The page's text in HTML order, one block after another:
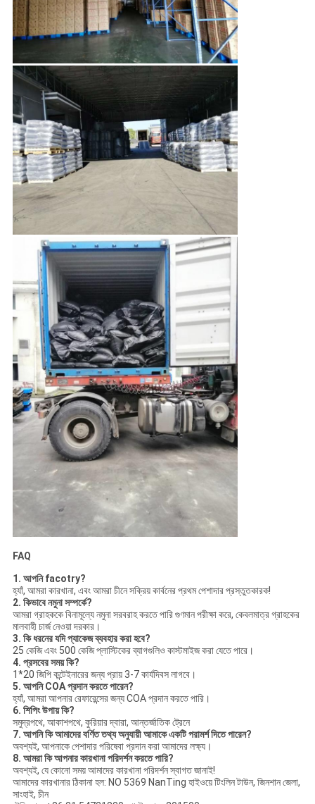
FAQ
1. আপনি facotry?
হ্যাঁ, আমরা কারখানা, এবং আমরা চীনে সক্রিয় কার্বনের প্রথম পেশাদার প্রস্তুতকারক!
2. কিভাবে নমুনা সম্পর্কে?
আমরা গ্রাহককে বিনামূল্যে নমুনা সরবরাহ করতে পারি গুণমান পরীক্ষা করে, কেবলমাত্র গ্রাহকের
মালবাহী চার্জ নেওয়া দরকার।
3. কি ধরনের যদি প্যাকেজ ব্যবহার করা হবে?
25 কেজি এবং 500 কেজি প্লাস্টিকের ব্যাগগুলিও কাস্টমাইজ করা যেতে পারে।
4. প্রসবের সময় কি?
1*20 জিপি কন্টেইনারের জন্য প্রায় 3-7 কার্যদিবস লাগবে।
5. আপনি COA প্রদান করতে পারেন?
হ্যাঁ, আমরা আপনার রেফারেন্সের জন্য COA প্রদান করতে পারি।
6. শিপিং উপায় কি?
সমুদ্রপথে, আকাশপথে, কুরিয়ার দ্বারা, আন্তর্জাতিক ট্রেনে
7. আপনি কি আমাদের বর্ণিত তথ্য অনুযায়ী আমাকে একটি পরামর্শ দিতে পারেন?
অবশ্যই, আপনাকে পেশাদার পরিষেবা প্রদান করা আমাদের লক্ষ্য।
8. আমরা কি আপনার কারখানা পরিদর্শন করতে পারি?
অবশ্যই, যে কোনো সময় আমাদের কারখানা পরিদর্শন স্বাগত জানাই!
আমাদের কারখানার ঠিকানা হল: NO 5369 NanTing হাইওয়ে টিংলিন টাউন, জিনশান জেলা,
সাংহাই, চীন